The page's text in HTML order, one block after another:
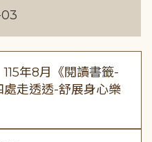
115年8月《閱讀書籤-
走透透-舒展身心樂